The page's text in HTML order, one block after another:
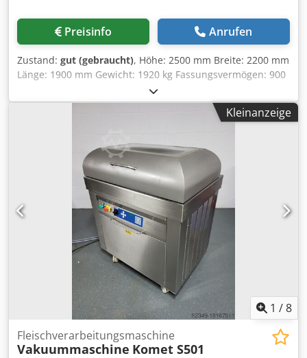
Preisinfo Anrufen
Zustand: gut (gebraucht), Höhe: 2500 mm Breite: 2200 mm
Länge: 1900 mm Gewicht: 1920 kg Fassungsvermögen: 900
Liter Elektrischer Anschluss: 400V 50Hz 3N
Dwodpfjtpbwgsx Aiaea Gesamtleistung: 11,9 kW
Hauptmaterial: rostfreier, säurebeständiger Stahl
Regulierung der Trommeldrehzahl Massagegerät mit
Kühlmantel: Ja, Kühlaggregat in der Maschinenstruktur
integriert Beladung: in die Maschine integrierte Beladung
Beladung: 675 kg
Kleinanzeige
1 /8
Fleischverarbeitungsmaschine
Vakuummaschine Komet S501